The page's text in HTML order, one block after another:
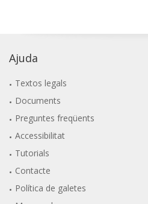
Ajuda
Textos legals
Documents
Preguntes freqüents
Accessibilitat
Tutorials
Contacte
Política de galetes